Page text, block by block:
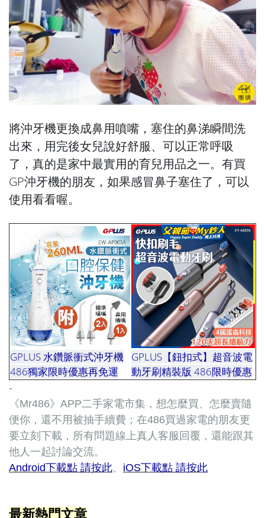
將沖牙機更換成鼻用噴嘴，塞住的鼻涕瞬間洗
出來，用完後女兒說好舒服、可以正常呼吸
了，真的是家中最實用的育兒用品之一。有買
GP沖牙機的朋友，如果感冒鼻子塞住了，可以
使用看看喔。
GPLUS 水鑽脈衝式沖牙機
486獨家限時優惠再免運
GPLUS【鈕扣式】超音波電
動牙刷精裝版 486限時優惠
-
《Mr486》APP二手家電市集，想怎麼買、怎麼賣隨
便你，還不用被抽手續費；在486買過家電的朋友更
要立刻下載，所有問題線上真人客服回覆，還能跟其
他人一起討論交流。
Android下載點 請按此、 iOS下載點 請按此
最新熱門文章